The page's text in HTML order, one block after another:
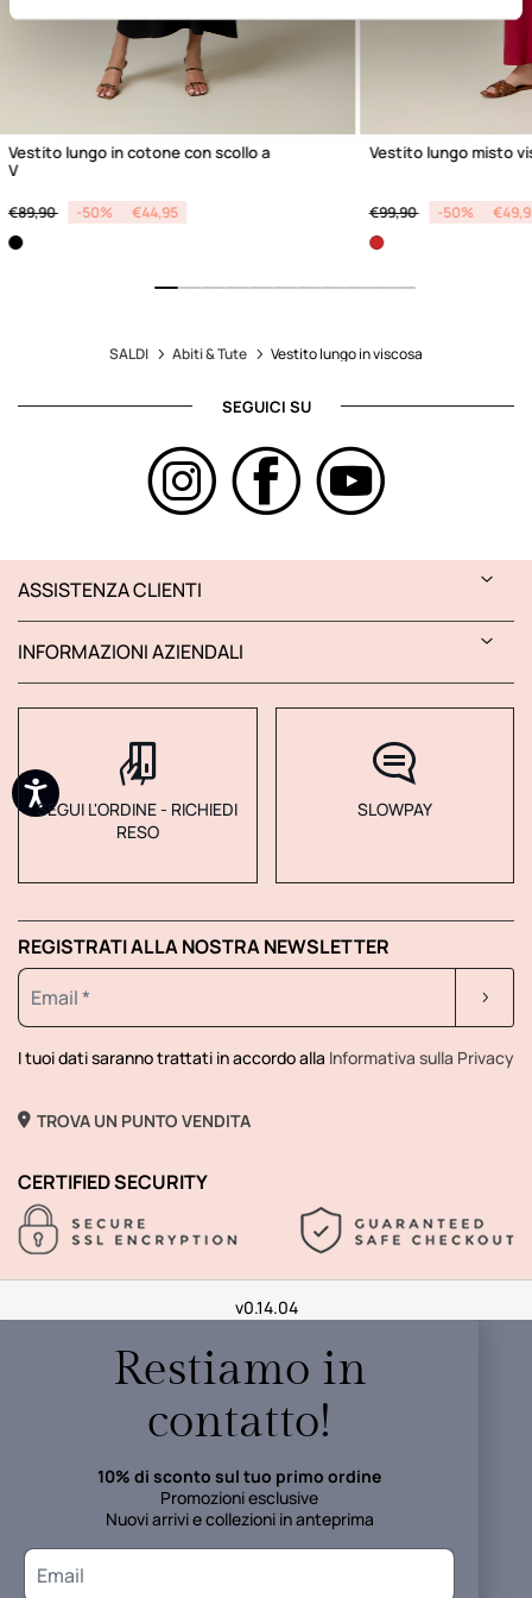
Vestito lungo in cotone con scollo a
V
Price reduced from
€89,90 to -50% €44,95
Vestito lungo misto
Price reduced from
€99,90 to -50%
SALDI Abiti & Tute Vestito lungo in viscosa
SEGUICI SU
ASSISTENZA CLIENTI
INFORMAZIONI AZIENDALI
SEGUI L'ORDINE - RICHIEDI
RESO
SLOWPAY
REGISTRATI ALLA NOSTRA NEWSLETTER
I tuoi dati saranno trattati in accordo alla Informativa sulla Privacy
TROVA UN PUNTO VENDITA
CERTIFIED SECURITY
v0.14.04
Restiamo in
contatto!
10% di sconto sul tuo primo ordine
Promozioni esclusive
Nuovi arrivi e collezioni in anteprima